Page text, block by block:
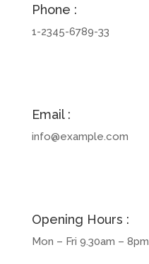
Phone :
1-2345-6789-33
Email :
info@example.com
Opening Hours :
Mon – Fri 9.30am – 8pm